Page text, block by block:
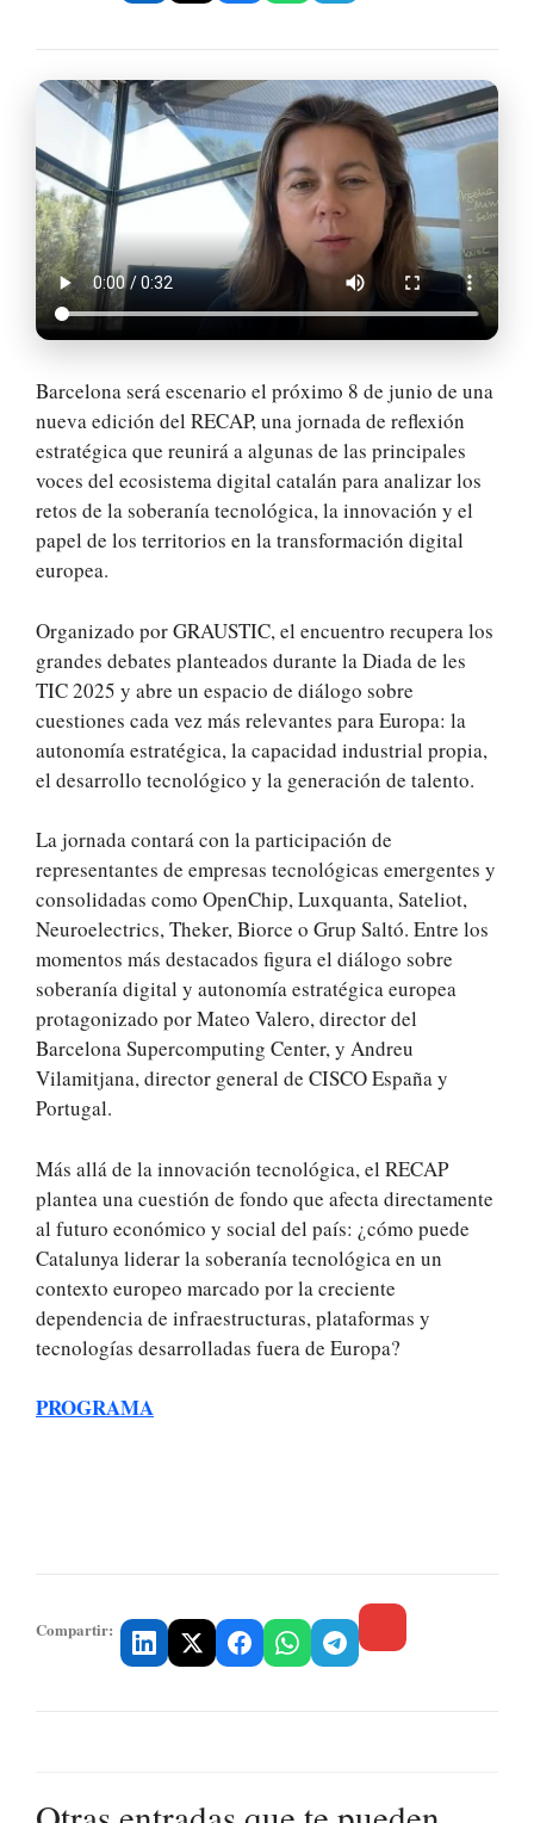
Barcelona será escenario el próximo 8 de junio de una
nueva edición del RECAP, una jornada de reflexión
estratégica que reunirá a algunas de las principales
voces del ecosistema digital catalán para analizar los
retos de la soberanía tecnológica, la innovación y el
papel de los territorios en la transformación digital
europea.
Organizado por GRAUSTIC, el encuentro recupera los
grandes debates planteados durante la Diada de les
TIC 2025 y abre un espacio de diálogo sobre
cuestiones cada vez más relevantes para Europa: la
autonomía estratégica, la capacidad industrial propia,
el desarrollo tecnológico y la generación de talento.
La jornada contará con la participación de
representantes de empresas tecnológicas emergentes y
consolidadas como OpenChip, Luxquanta, Sateliot,
Neuroelectrics, Theker, Biorce o Grup Saltó. Entre los
momentos más destacados figura el diálogo sobre
soberanía digital y autonomía estratégica europea
protagonizado por Mateo Valero, director del
Barcelona Supercomputing Center, y Andreu
Vilamitjana, director general de CISCO España y
Portugal.
Más allá de la innovación tecnológica, el RECAP
plantea una cuestión de fondo que afecta directamente
al futuro económico y social del país: ¿cómo puede
Catalunya liderar la soberanía tecnológica en un
contexto europeo marcado por la creciente
dependencia de infraestructuras, plataformas y
tecnologías desarrolladas fuera de Europa?
PROGRAMA
Compartir: